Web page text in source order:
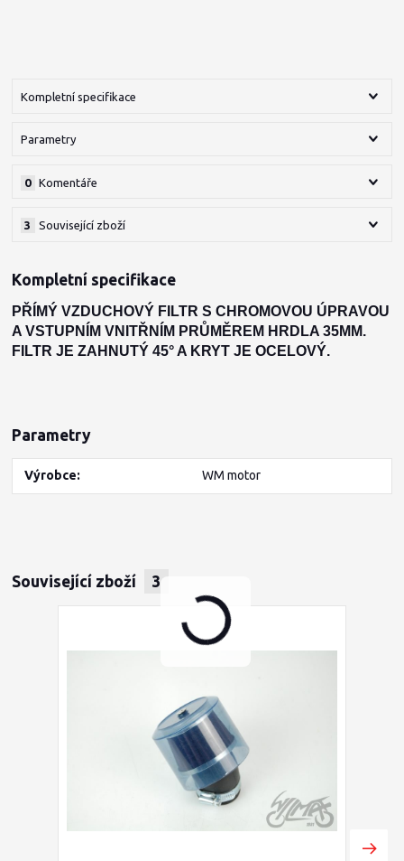
Kompletní specifikace
Parametry
Komentáře
0
Související zboží
3
Kompletní specifikace
PŘÍMÝ VZDUCHOVÝ FILTR S CHROMOVOU ÚPRAVOU
A VSTUPNÍM VNITŘNÍM PRŮMĚREM HRDLA 35MM.
FILTR JE ZAHNUTÝ 45° A KRYT JE OCELOVÝ.
Parametry
Výrobce WM motor
Související zboží 3